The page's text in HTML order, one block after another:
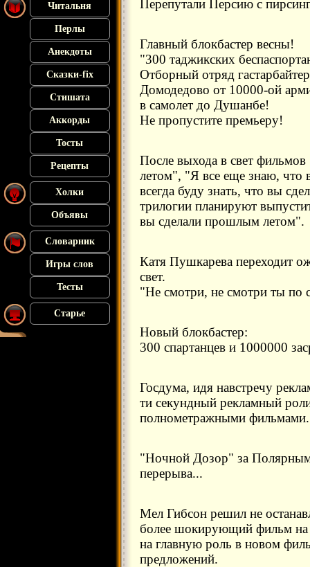
Читальня
Перлы
Анекдоты
Сказки-fix
Стишата
Аккорды
Тосты
Рецепты
Холки
Объявы
Словарник
Игры слов
Тесты
Старье
Перепутали Персию с
Главный блокбастер весны!
"300 таджикских
Отборный отряд
Домодедово от 10000-ой
в самолет до Душанбе!
Не пропустите премьеру!
После выхода в свет
летом", "Я все еще знаю,
всегда буду знать, что вы
трилогии планируют
вы сделали прошлым летом".
Катя Пушкарева переходит
свет.
"Не смотри, не смотри ты по
Новый блокбастер:
300 спартанцев и 1000000
Госдума, идя навстречу
ти секундный рекламный
полнометражными фильмами.
"Ночной Дозор" за
перерыва...
Мел Гибсон решил не
более шокирующий фильм на
на главную роль в новом
предложений.